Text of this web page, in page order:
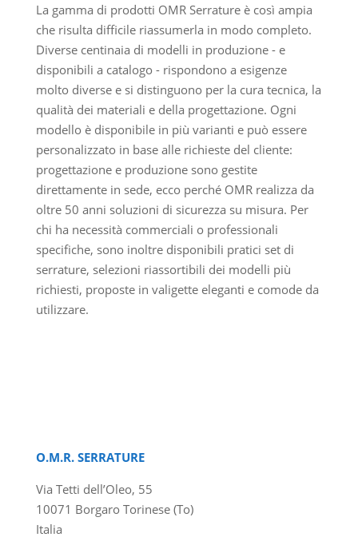
La gamma di prodotti OMR Serrature è così ampia
che risulta difficile riassumerla in modo completo.
Diverse centinaia di modelli in produzione - e
disponibili a catalogo - rispondono a esigenze
molto diverse e si distinguono per la cura tecnica, la
qualità dei materiali e della progettazione. Ogni
modello è disponibile in più varianti e può essere
personalizzato in base alle richieste del cliente:
progettazione e produzione sono gestite
direttamente in sede, ecco perché OMR realizza da
oltre 50 anni soluzioni di sicurezza su misura. Per
chi ha necessità commerciali o professionali
specifiche, sono inoltre disponibili pratici set di
serrature, selezioni riassortibili dei modelli più
richiesti, proposte in valigette eleganti e comode da
utilizzare.
O.M.R. SERRATURE
Via Tetti dell’Oleo, 55
10071 Borgaro Torinese (To)
Italia